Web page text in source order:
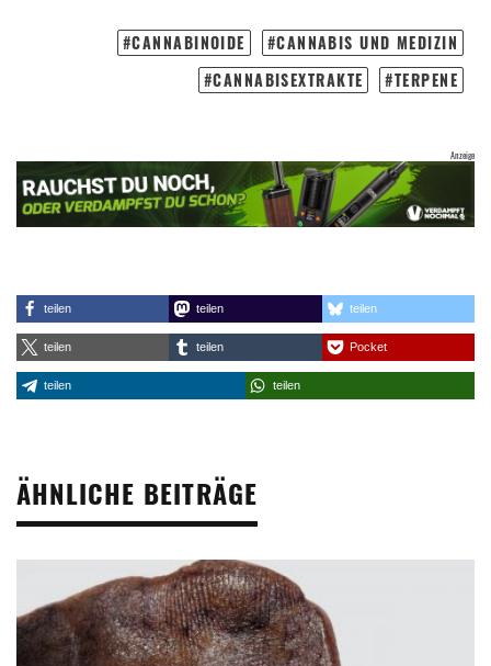
CANNABINOIDE
CANNABIS UND MEDIZIN
CANNABISEXTRAKTE
TERPENE
teilen teilen teilen
teilen teilen Pocket
teilen teilen
ÄHNLICHE BEITRÄGE